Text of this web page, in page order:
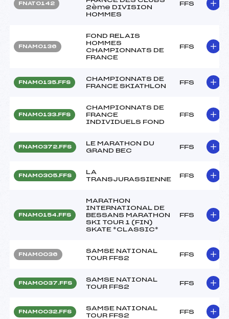
FNAT0142
2ème DIVISION
HOMMES
FFS
FNAM0136
FOND RELAIS
HOMMES
CHAMPIONNATS DE
FRANCE
FFS
FNAM0135.FFS
CHAMPIONNATS DE
FRANCE SKIATHLON
FFS
FNAM0133.FFS
CHAMPIONNATS DE
FRANCE
INDIVIDUELS FOND
FFS
FNAM0372.FFS
LE MARATHON DU
GRAND BEC
FFS
FNAM0305.FFS
LA
TRANSJURASSIENNE
FFS
FNAM0154.FFS
MARATHON
INTERNATIONAL DE
BESSANS MARATHON
SKI TOUR 1 (FIN)
SKATE *CLASSIC*
FFS
FNAM0036
SAMSE NATIONAL
TOUR FFS2
FFS
FNAM0037.FFS
SAMSE NATIONAL
TOUR FFS2
FFS
FNAM0032.FFS
SAMSE NATIONAL
TOUR FFS2
FFS